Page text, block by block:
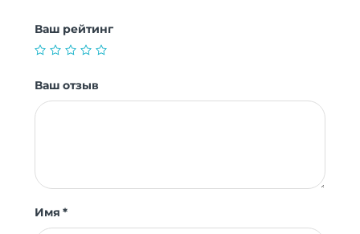
Ваш рейтинг
Ваш отзыв
Имя*